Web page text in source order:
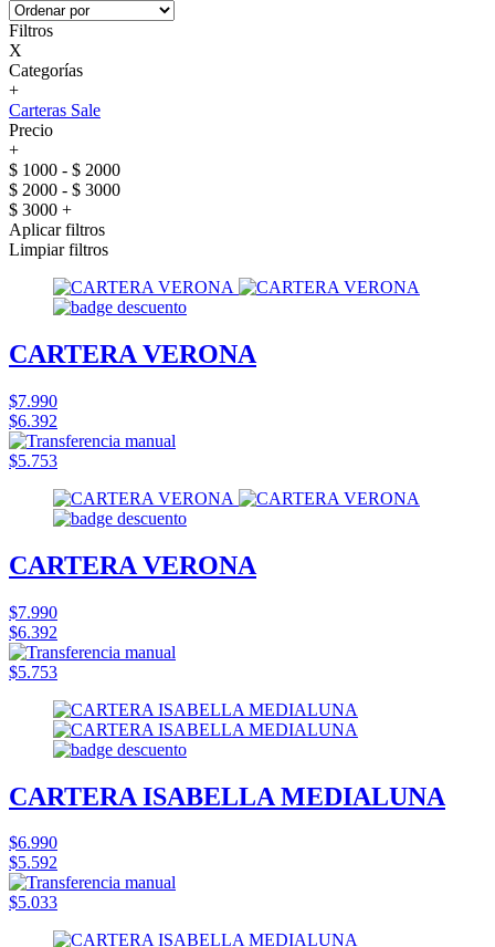
Filtros
X
Categorías
+
Carteras Sale
Precio
+
$ 1000 - $ 2000
$ 2000 - $ 3000
$ 3000 +
Aplicar filtros
Limpiar filtros
CARTERA VERONA
$7.990
$6.392
$5.753
CARTERA VERONA
$7.990
$6.392
$5.753
CARTERA ISABELLA MEDIALUNA
$6.990
$5.592
$5.033